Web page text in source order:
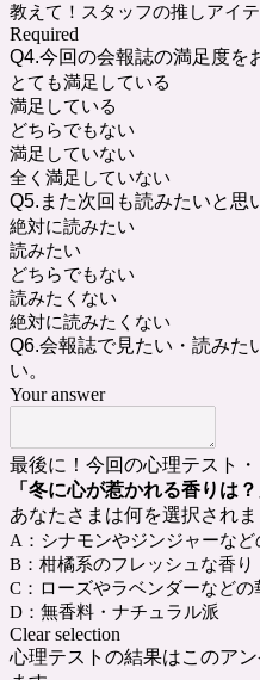
教えて！スタッフの推しアイテ
Required
Q4.今回の会報誌の満足度を
とても満足している
満足している
どちらでもない
満足していない
全く満足していない
Q5.また次回も読みたいと思
絶対に読みたい
読みたい
どちらでもない
読みたくない
絶対に読みたくない
Q6.会報誌で見たい・読みた
い。
Your answer
最後に！今回の心理テスト・
「冬に心が惹かれる香りは？
あなたさまは何を選択されま
A：シナモンやジンジャーな
B：柑橘系のフレッシュな香り
C：ローズやラベンダーなどの
D：無香料・ナチュラル派
Clear selection
心理テストの結果はこのア